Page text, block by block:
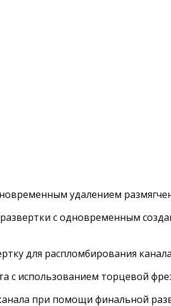
удалением
с одновременным
для распломбирования
с использованием торцевой
при помощи финальной